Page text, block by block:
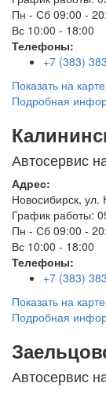
Пн - Сб 09:00 -
Вс 10:00 - 18:00
Телефоны:
+7 (383)
Показать на карте
Подробная
Автосервис
Адрес:
Новосибирск, ул.
График работы:
Пн - Сб 09:00 -
Вс 10:00 - 18:00
Телефоны:
+7 (383)
Показать на карте
Подробная
Автосервис